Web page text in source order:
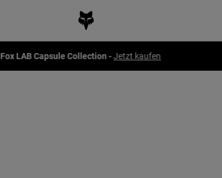
Fox LAB Capsule Collection -Jetzt kaufen